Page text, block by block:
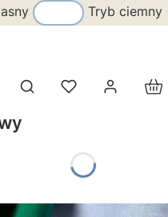
Tryb ciemny
Otwórz wyszukiwarkę